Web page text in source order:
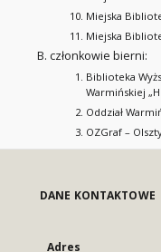
Miejska
Miejska
członkowie bierni:
Biblioteka
Warmińskiej
Oddział
OZGraf –
DANE KONTAKTOWE
Adres